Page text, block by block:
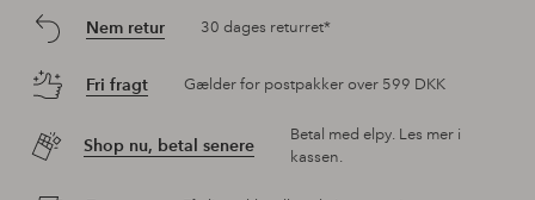
Nem retur 30 dages returret*
Fri fragt Gælder for postpakker over 599 DKK
Shop nu, betal senere
Betal med elpy. Les mer i
kassen.